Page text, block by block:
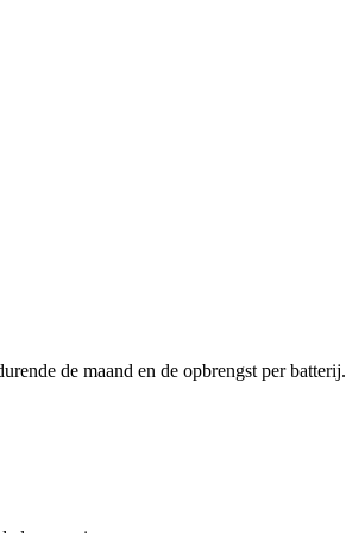
de maand en de opbrengst per batterij.